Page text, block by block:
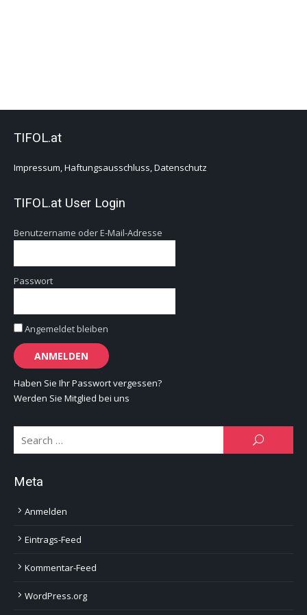
TIFOL.at
Impressum, Haftungsausschluss, Datenschutz
TIFOL.at User Login
Benutzername oder E-Mail-Adresse
Passwort
Angemeldet bleiben
Haben Sie Ihr Passwort vergessen?
Werden Sie Mitglied bei uns
SEARCH
Meta
Anmelden
Eintrags-Feed
Kommentar-Feed
WordPress.org